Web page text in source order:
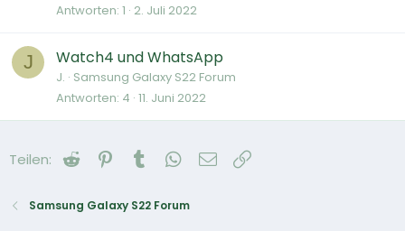
Antworten 1 2. Juli 2022
J Watch4 und WhatsApp
J. Samsung Galaxy S22 Forum
Antworten 4 11. Juni 2022
Teilen: Reddit Pinterest
Tumblr WhatsApp
E-Mail
Samsung Galaxy S22 Forum